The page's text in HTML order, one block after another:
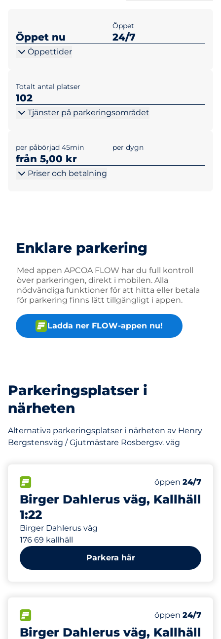
Öppet nu
Öppet
24/7
Öppettider
Totalt antal platser
102
Tjänster på parkeringsområdet
per påbörjad 45min
från 5,00 kr
per dygn
Priser och betalning
Enklare parkering
Med appen APCOA FLOW har du full kontroll
över parkeringen, direkt i mobilen. Alla
nödvändiga funktioner för att hitta eller betala
för parkering finns lätt tillgängligt i appen.
Ladda ner FLOW-appen nu!
Parkeringsplatser i
närheten
Alternativa parkeringsplatser i närheten av Henry
Bergstensväg / Gjutmästare Rosbergsv. väg
Birger Dahlerus väg, Kallhäll
1:22
Birger Dahlerus väg
176 69 kallhäll
Antal
Totalt antal
öppen 24/7
84 m
Parkera här
Birger Dahlerus väg, Kallhäll
Antal
Totalt antal
öppen 24/7
84 m